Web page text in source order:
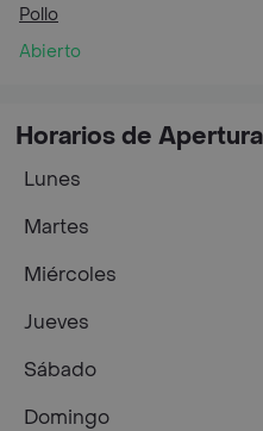
Pollo
Abierto
Horarios de
Lunes
Martes
Miércoles
Jueves
Sábado
Domingo